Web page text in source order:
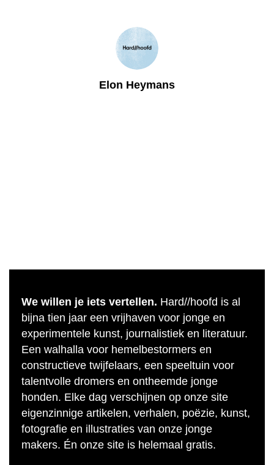
Elon Heymans
We willen je iets vertellen. Hard//hoofd is al
bijna tien jaar een vrijhaven voor jonge en
experimentele kunst, journalistiek en literatuur.
Een walhalla voor hemelbestormers en
constructieve twijfelaars, een speeltuin voor
talentvolle dromers en ontheemde jonge
honden. Elke dag verschijnen op onze site
eigenzinnige artikelen, verhalen, poëzie, kunst,
fotografie en illustraties van onze jonge
makers. Én onze site is helemaal gratis.